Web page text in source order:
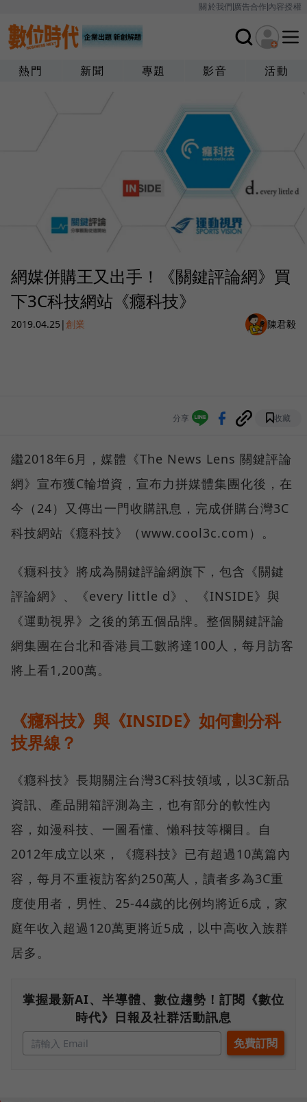
關於我們廣告合作內容授權
熱門 新聞 專題 影音 活動
網媒併購王又出手！《關鍵評論網》買
下3C科技網站《癮科技》
2019.04.25 |創業 陳君毅
分享 收藏
繼2018年6月，媒體《The News Lens 關鍵評論
網》宣布獲C輪增資，宣布力拼媒體集團化後，在
今（24）又傳出一門收購訊息，完成併購台灣3C
科技網站《癮科技》（www.cool3c.com）。
《癮科技》將成為關鍵評論網旗下，包含《關鍵
評論網》、《every little d》、《INSIDE》與
《運動視界》之後的第五個品牌。整個關鍵評論
網集團在台北和香港員工數將達100人，每月訪客
將上看1,200萬。
《癮科技》與《INSIDE》如何劃分科
技界線？
《癮科技》長期關注台灣3C科技領域，以3C新品
資訊、產品開箱評測為主，也有部分的軟性內
容，如漫科技、一圖看懂、懶科技等欄目。自
2012年成立以來，《癮科技》已有超過10萬篇內
容，每月不重複訪客約250萬人，讀者多為3C重
度使用者，男性、25-44歲的比例均將近6成，家
庭年收入超過120萬更將近5成，以中高收入族群
居多。
掌握最新AI、半導體、數位趨勢！訂閱《數位
時代》日報及社群活動訊息